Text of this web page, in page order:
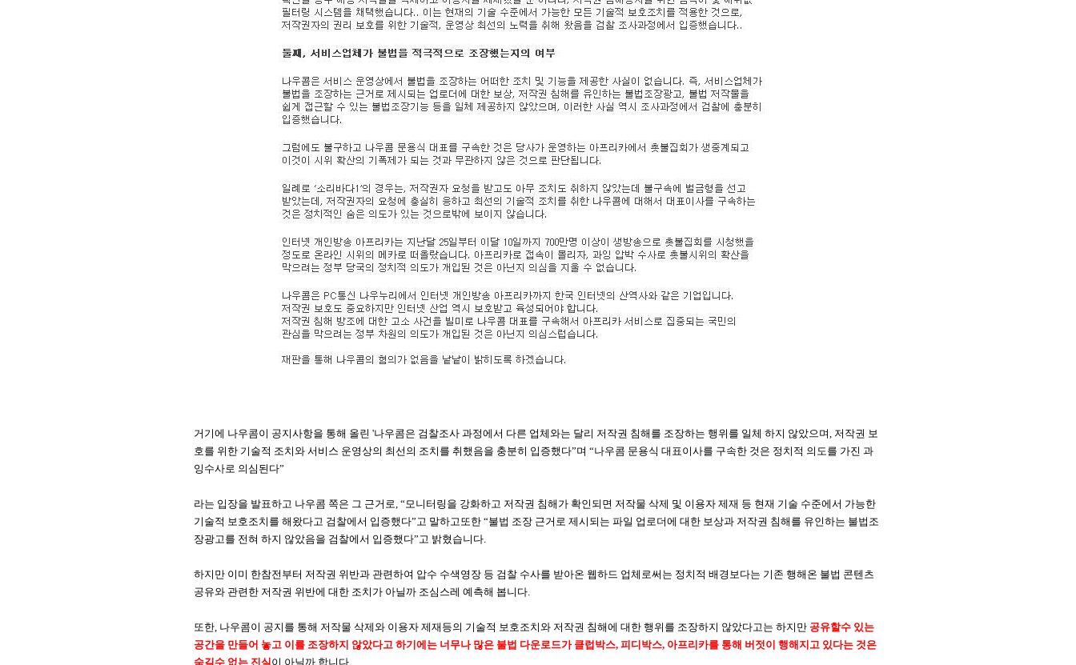
거기에 나우콤이 공지사항을 통해 올린 '나우콤은 검찰조사 과정에서 다른 업체와는 달리 저작권 침해를 조장하는 행위를 일체 하지 않았으며, 저작권 보
호를 위한 기술적 조치와 서비스 운영상의 최선의 조치를 취했음을 충분히 입증했다”며 “나우콤 문용식 대표이사를 구속한 것은 정치적 의도를 가진 과
잉수사로 의심된다”
라는 입장을 발표하고 나우콤 쪽은 그 근거로, “모니터링을 강화하고 저작권 침해가 확인되면 저작물 삭제 및 이용자 제재 등 현재 기술 수준에서 가능한
기술적 보호조치를 해왔다고 검찰에서 입증했다”고 말하고또한 “불법 조장 근거로 제시되는 파일 업로더에 대한 보상과 저작권 침해를 유인하는 불법조
장광고를 전혀 하지 않았음을 검찰에서 입증했다”고 밝혔습니다.
하지만 이미 한참전부터 저작권 위반과 관련하여 압수 수색영장 등 검찰 수사를 받아온 웹하드 업체로써는 정치적 배경보다는 기존 행해온 불법 콘텐츠
공유와 관련한 저작권 위반에 대한 조치가 아닐까 조심스레 예측해 봅니다.
또한, 나우콤이 공지를 통해 저작물 삭제와 이용자 제재등의 기술적 보호조치와 저작권 침해에 대한 행위를 조장하지 않았다고는 하지만 공유할수 있는
공간을 만들어 놓고 이를 조장하지 않았다고 하기에는 너무나 많은 불법 다운로드가 클럽박스, 피디박스, 아프리카를 통해 버젓이 행해지고 있다는 것은
숨길수 없는 진실이 아닐까 합니다.